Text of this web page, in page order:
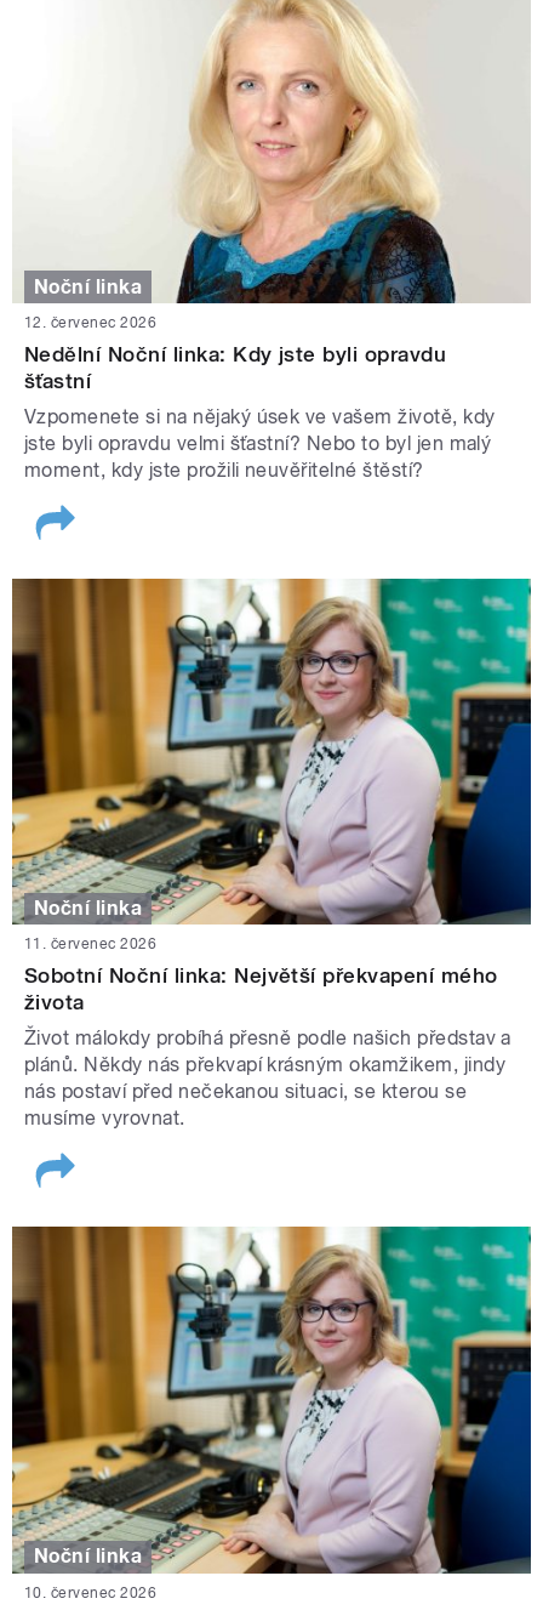
Noční linka
12. červenec 2026
Nedělní Noční linka: Kdy jste byli opravdu
šťastní
Vzpomenete si na nějaký úsek ve vašem životě, kdy
jste byli opravdu velmi šťastní? Nebo to byl jen malý
moment, kdy jste prožili neuvěřitelné štěstí?
Noční linka
11. červenec 2026
Sobotní Noční linka: Největší překvapení mého
života
Život málokdy probíhá přesně podle našich představ a
plánů. Někdy nás překvapí krásným okamžikem, jindy
nás postaví před nečekanou situaci, se kterou se
musíme vyrovnat.
Noční linka
10. červenec 2026